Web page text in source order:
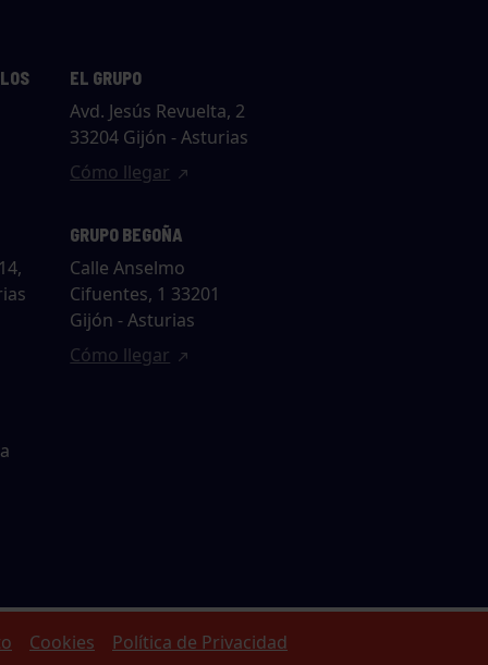
EL GRUPO
Avd. Jesús Revuelta, 2
33204 Gijón - Asturias
Cómo llegar
GRUPO BEGOÑA
Calle Anselmo
Cifuentes, 1 33201
Gijón - Asturias
Cómo llegar
Cookies Política de Privacidad